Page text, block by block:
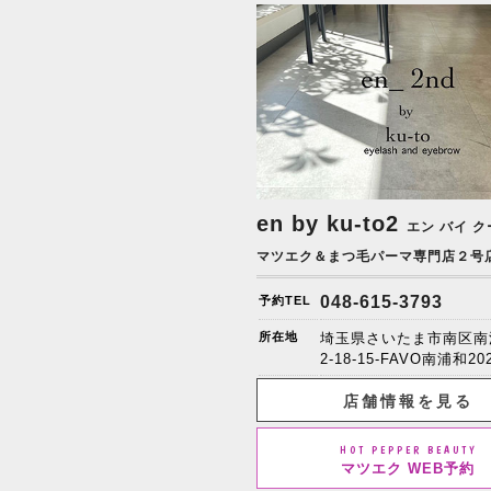
en by ku-to2
エン バイ ク
マツエク＆まつ毛パーマ専門店２号
予約TEL 048-615-3793
所在地
埼玉県さいたま市南区
2-18-15-FAVO南浦和
店舗情報を見る
HOT PEPPER BEAUTY
マツエク WEB予約